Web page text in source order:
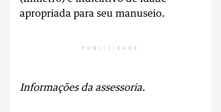
apropriada para seu manuseio.
PUBLICIDADE
Informações da assessoria.